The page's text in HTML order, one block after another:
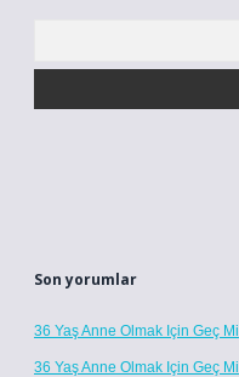
Son yorumlar
36 Yaş Anne Olmak Için Geç Mi
36 Yaş Anne Olmak Için Geç Mi